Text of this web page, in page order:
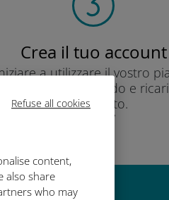
Refuse all cookies
content,
also share
who may
Crea il tuo account
a utilizzare il vostro
il vostro saldo e
movimento.
Godere!